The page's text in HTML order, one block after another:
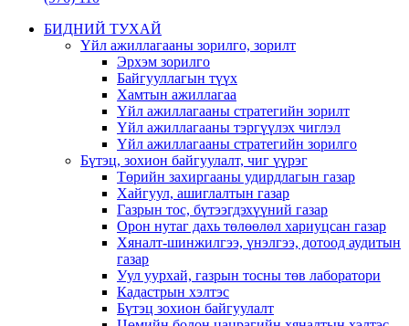
БИДНИЙ ТУХАЙ
Үйл ажиллагааны зорилго, зорилт
Эрхэм зорилго
Байгууллагын түүх
Хамтын ажиллагаа
Үйл ажиллагааны стратегийн зорилт
Үйл ажиллагааны тэргүүлэх чиглэл
Үйл ажиллагааны стратегийн зорилго
Бүтэц, зохион байгуулалт, чиг үүрэг
Төрийн захиргааны удирдлагын газар
Хайгуул, ашиглалтын газар
Газрын тос, бүтээгдэхүүний газар
Орон нутаг дахь төлөөлөл хариуцсан газар
Хяналт-шинжилгээ, үнэлгээ, дотоод аудитын
газар
Уул уурхай, газрын тосны төв лаборатори
Кадастрын хэлтэс
Бүтэц зохион байгуулалт